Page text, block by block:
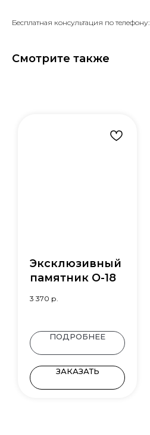
Бесплатная консультация по телефону:
Смотрите также
Эксклюзивный
памятник О-18
3 370 р.
ПОДРОБНЕЕ
ЗАКАЗАТЬ